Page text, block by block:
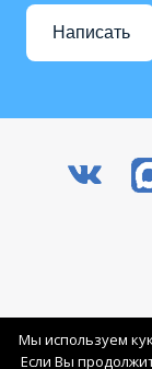
Написать
Все права
Мы используем
Если Вы